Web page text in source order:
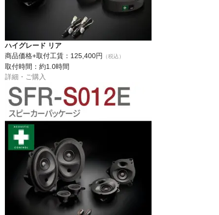
ハイグレード リア
商品価格+取付工賃：125,400円
（税込）
取付時間：約1.0時間
詳細・ご購入